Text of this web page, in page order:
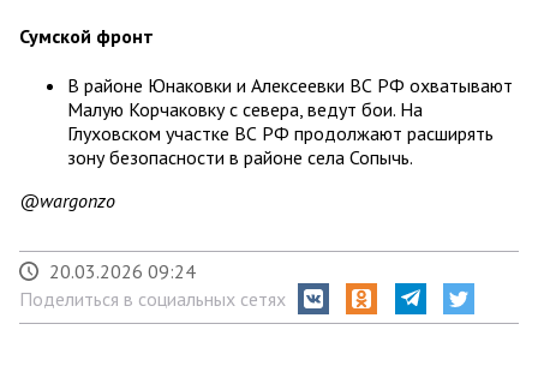
Сумской фронт
В районе Юнаковки и Алексеевки ВС РФ охватывают
Малую Корчаковку с севера, ведут бои. На
Глуховском участке ВС РФ продолжают расширять
зону безопасности в районе села Сопычь.
@wargonzo
20.03.2026 09:24
Поделиться в социальных сетях